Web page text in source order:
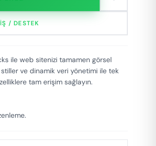
/ DESTEK
ile web sitenizi tamamen görsel
ve dinamik veri yönetimi ile tek
tam erişim sağlayın.